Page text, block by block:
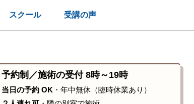
スクール 受講の声
予約制／施術の受付 8時～19時
当日の予約 OK ・年中無休（臨時休業あり）